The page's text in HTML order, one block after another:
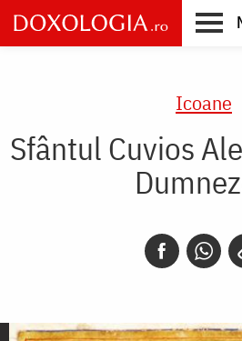
Skip
to
main
Icoane
Sfântul Cuvios